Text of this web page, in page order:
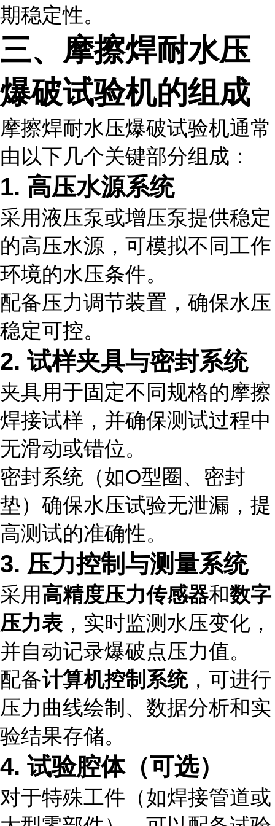
期稳定性。
三、摩擦焊耐水压
爆破试验机的组成
摩擦焊耐水压爆破试验机通常
由以下几个关键部分组成：
1. 高压水源系统
采用液压泵或增压泵提供稳定
的高压水源，可模拟不同工作
环境的水压条件。
配备压力调节装置，确保水压
稳定可控。
2. 试样夹具与密封系统
夹具用于固定不同规格的摩擦
焊接试样，并确保测试过程中
无滑动或错位。
密封系统（如O型圈、密封
垫）确保水压试验无泄漏，提
高测试的准确性。
3. 压力控制与测量系统
采用高精度压力传感器和数字
压力表 ，实时监测水压变化，
并自动记录爆破点压力值。
配备计算机控制系统，可进行
压力曲线绘制、数据分析和实
验结果存储。
4. 试验腔体（可选）
对于特殊工件（如焊接管道或